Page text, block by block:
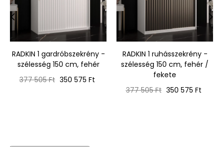
RADKIN 1 gardróbszekrény -
szélesség 150 cm, fehér
Normál
377 505 Ft Ár
350 575 Ft
RADKIN 1 ruhásszekrény -
szélesség 150 cm, fehér /
fekete
Normál
377 505 Ft Ár
350 575 Ft
‹